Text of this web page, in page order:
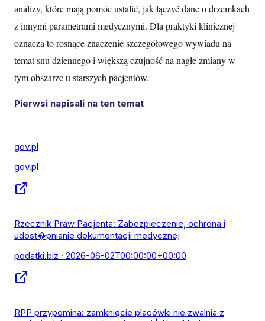
analizy, które mają pomóc ustalić, jak łączyć dane o drzemkach
z innymi parametrami medycznymi. Dla praktyki klinicznej
oznacza to rosnące znaczenie szczegółowego wywiadu na
temat snu dziennego i większą czujność na nagłe zmiany w
tym obszarze u starszych pacjentów.
Pierwsi napisali na ten temat
gov.pl
gov.pl
Rzecznik Praw Pacjenta: Zabezpieczenie, ochrona i
udost�pnianie dokumentacji medycznej
podatki.biz · 2026-06-02T00:00:00+00:00
RPP przypomina: zamknięcie placówki nie zwalnia z